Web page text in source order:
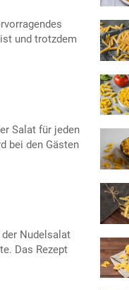
und trotzdem
Salat für jeden
bei den Gästen
Nudelsalat
Das Rezept